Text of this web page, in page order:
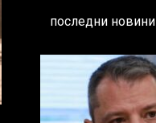
последни новини